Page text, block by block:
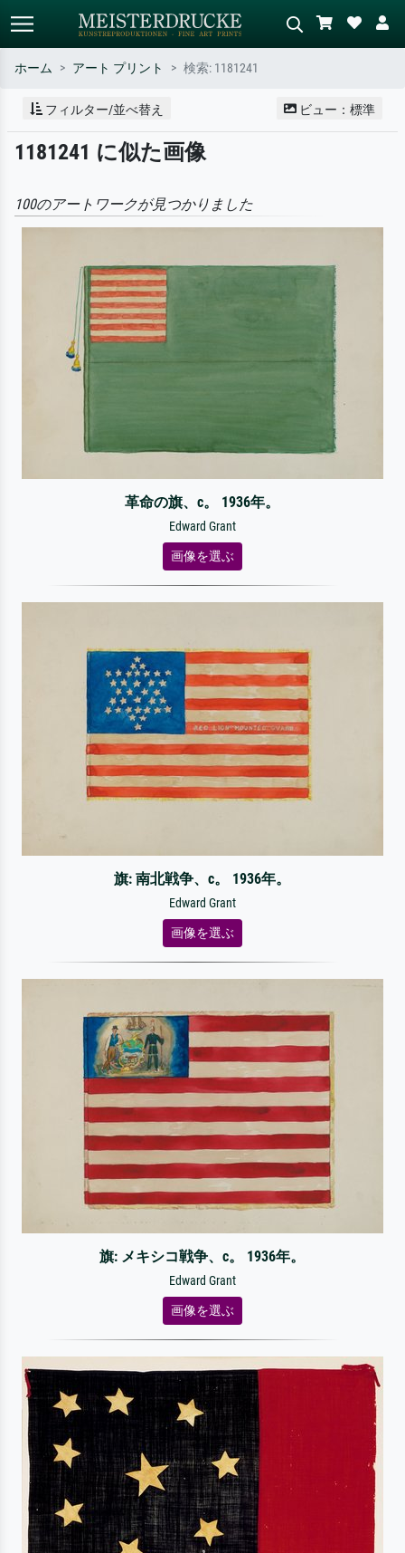
標準検索 AI画像検索
作家名・作品名・スタイルで検索
– 例：モネ、星月夜、印象派、北
シーンを説明してください – 例：
ホーム アート プリント 検索: 1181241
フィルター/並べ替え ビュー：標準
1181241 に似た画像
100のアートワークが見つかりました
革命の旗、c。 1936年。
Edward Grant
画像を選ぶ
旗: 南北戦争、c。 1936年。
Edward Grant
画像を選ぶ
旗: メキシコ戦争、c。 1936年。
Edward Grant
画像を選ぶ